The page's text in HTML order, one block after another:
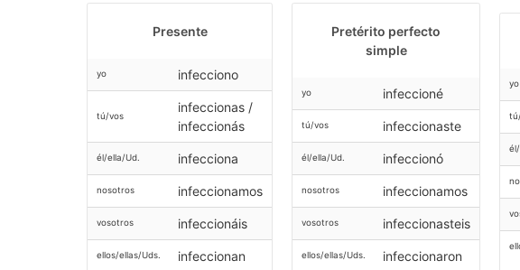
Presente
yo infecciono
tú/vos
infeccionas /
infeccionás
él/ella/Ud. infecciona
nosotros infeccionamos
vosotros infeccionáis
ellos/ellas/Uds. infeccionan
Pretérito perfecto
simple
yo infeccioné
tú/vos infeccionaste
él/ella/Ud. infeccionó
nosotros infeccionamos
vosotros infeccionasteis
ellos/ellas/Uds. infeccionaron
yo